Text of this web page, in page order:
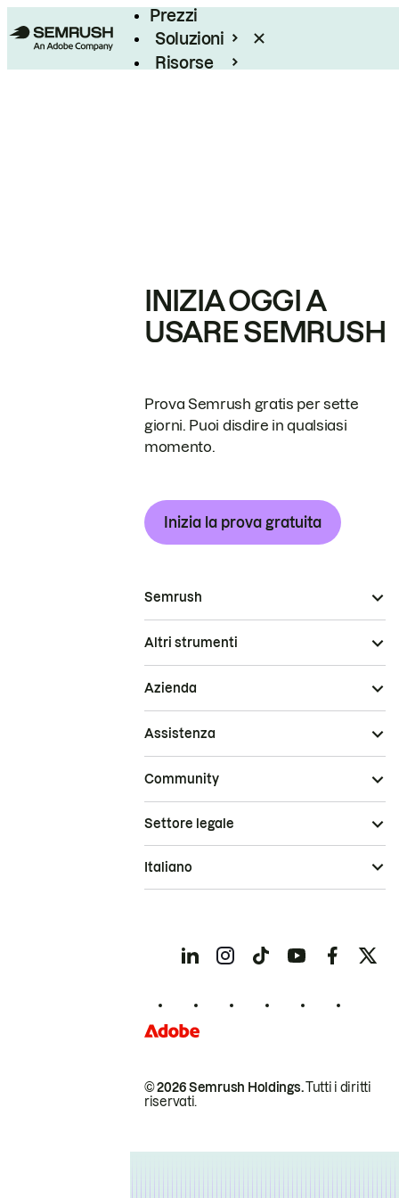
Prezzi
Soluzioni
Risorse
INIZIA OGGI A
USARE SEMRUSH
Prova Semrush gratis per sette
giorni. Puoi disdire in qualsiasi
momento.
Inizia la prova gratuita
Semrush
Altri strumenti
Azienda
Assistenza
Community
© 2026 Semrush Holdings.Tutti i diritti
riservati.
Settore legale
Italiano